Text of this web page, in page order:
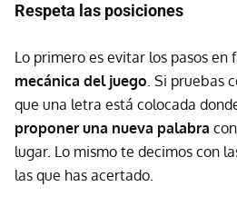
Respeta las posiciones
Lo primero es evitar los pasos en
mecánica del juego . Si pruebas
que una letra está colocada
proponer una nueva palabra
lugar. Lo mismo te decimos con
las que has acertado.